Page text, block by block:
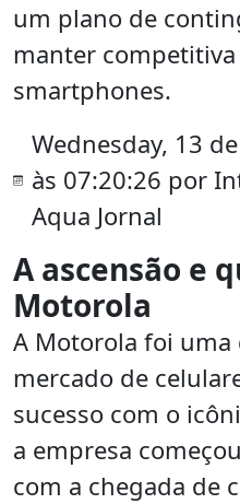
um plano de
manter
smartphones.
Wednesday, 13
às 07:20:26 por
Aqua Jornal
A ascensão e
Motorola
A Motorola foi uma
mercado de
sucesso com o
a empresa
com a chegada de